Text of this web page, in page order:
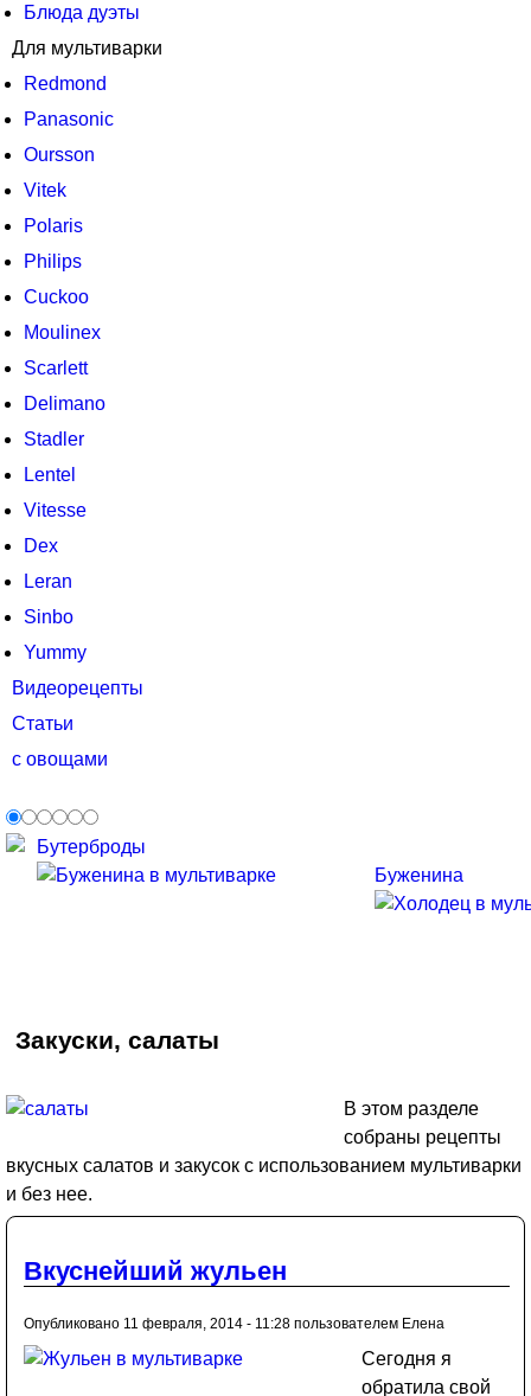
Блюда дуэты
Для мультиварки
Redmond
Panasonic
Oursson
Vitek
Polaris
Philips
Cuckoo
Moulinex
Scarlett
Delimano
Stadler
Lentel
Vitesse
Dex
Leran
Sinbo
Yummy
Видеорецепты
Статьи
с овощами
Бутерброды
Буженина
Закуски, салаты
В этом разделе
собраны рецепты
вкусных салатов и закусок с использованием мультиварки
и без нее.
Вкуснейший жульен
Опубликовано 11 февраля, 2014 - 11:28 пользователем Елена
Сегодня я
обратила свой